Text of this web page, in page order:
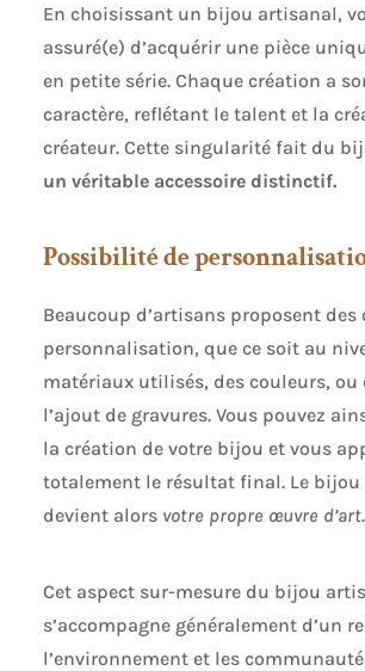
En choisissant un bijou artisanal,
assuré(e) d’acquérir une pièce
en petite série. Chaque création a
caractère, reflétant le talent et la
créateur. Cette singularité fait du
un véritable accessoire distinctif.
Possibilité de
Beaucoup d’artisans proposent des
personnalisation, que ce soit au
matériaux utilisés, des couleurs, ou
l’ajout de gravures. Vous pouvez
la création de votre bijou et vous
totalement le résultat final. Le bijou
devient alors votre propre œuvre d’art.
Cet aspect sur-mesure du bijou
s’accompagne généralement d’un
l’environnement et les